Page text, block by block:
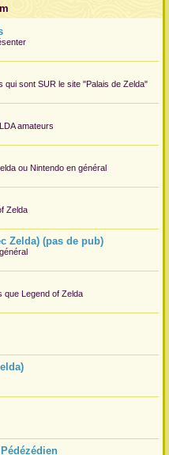
c
qui sont SUR le site "Palais de Zelda"
amateurs
ou Nintendo en général
Zelda
Zelda) (pas de pub)
que Legend of Zelda